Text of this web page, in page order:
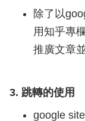
除了以
用知乎專
推廣文章
3. 跳轉的使用
google